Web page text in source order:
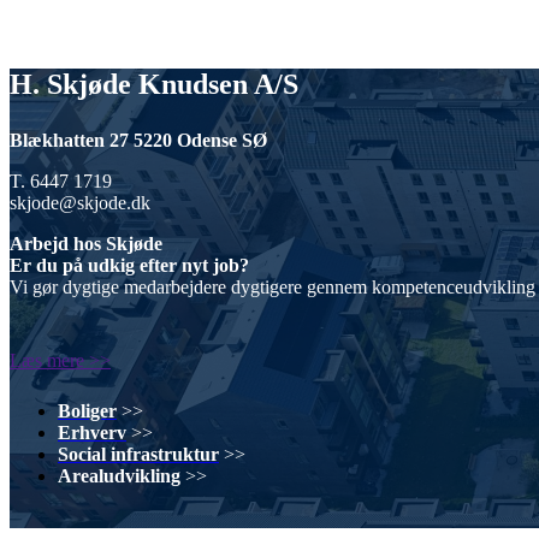
H. Skjøde Knudsen A/S
Blækhatten 27 5220 Odense SØ
T. 6447 1719
skjode@skjode.dk
Arbejd hos Skjøde
Er du på udkig efter nyt job?
Vi gør dygtige medarbejdere dygtigere gennem kompetenceudvikling
Læs mere >>
Boliger >>
Erhverv >>
Social infrastruktur >>
Arealudvikling >>